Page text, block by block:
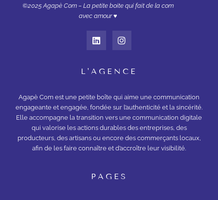
©2025 Agapè Com – La petite boite qui fait de la com
avec amour ♥︎
L'AGENCE
Agapè Com est une petite boîte qui aime une communication
engageante et engagée, fondée sur l’authenticité et la sincérité.
Elle accompagne la transition vers une communication digitale
qui valorise les actions durables des entreprises, des
producteurs, des artisans ou encore des commerçants locaux,
afin de les faire connaître et d’accroître leur visibilité.
PAGES